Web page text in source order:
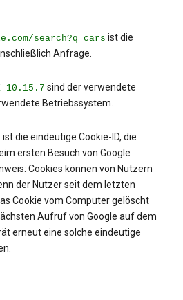
search?q=cars ist die
Anfrage.
10.15.7 sind der verwendete
Betriebssystem.
ist die eindeutige Cookie-ID, die
ersten Besuch von Google
Cookies können von Nutzern
der Nutzer seit dem letzten
Cookie vom Computer gelöscht
Aufruf von Google auf dem
erneut eine solche eindeutige